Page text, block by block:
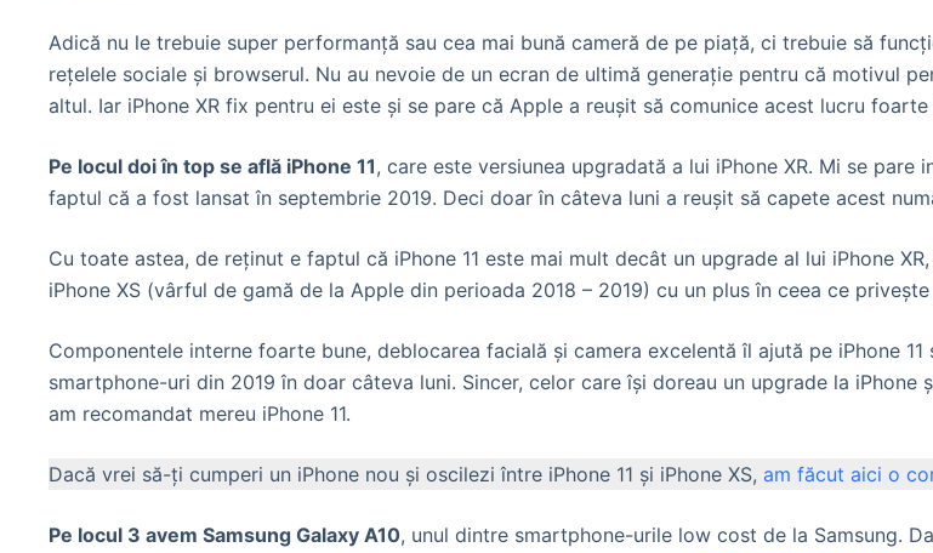
Adică nu le trebuie super performanță sau cea mai bună cameră de pe piață, ci trebuie să
rețelele sociale și browserul. Nu au nevoie de un ecran de ultimă generație pentru că motivul
altul. Iar iPhone XR fix pentru ei este și se pare că Apple a reușit să comunice acest lucru foarte
Pe locul doi în top se află iPhone 11, care este versiunea upgradată a lui iPhone XR. Mi se
faptul că a fost lansat în septembrie 2019. Deci doar în câteva luni a reușit să capete acest
Cu toate astea, de reținut e faptul că iPhone 11 este mai mult decât un upgrade al lui iPhone
iPhone XS (vârful de gamă de la Apple din perioada 2018 – 2019) cu un plus în ceea ce privește
Componentele interne foarte bune, deblocarea facială și camera excelentă îl ajută pe iPhone
smartphone-uri din 2019 în doar câteva luni. Sincer, celor care își doreau un upgrade la iPhone
am recomandat mereu iPhone 11.
Dacă vrei să-ți cumperi un iPhone nou și oscilezi între iPhone 11 și iPhone XS, am făcut aici o
Pe locul 3 avem Samsung Galaxy A10, unul dintre smartphone-urile low cost de la Samsung.